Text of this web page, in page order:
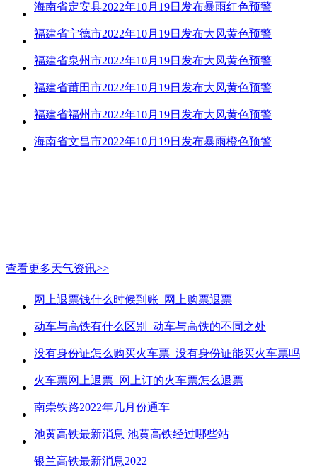
海南省定安县2022年10月19日发布暴雨红色预警
福建省宁德市2022年10月19日发布大风黄色预警
福建省泉州市2022年10月19日发布大风黄色预警
福建省莆田市2022年10月19日发布大风黄色预警
福建省福州市2022年10月19日发布大风黄色预警
海南省文昌市2022年10月19日发布暴雨橙色预警
查看更多天气资讯>>
网上退票钱什么时候到账_网上购票退票
动车与高铁有什么区别_动车与高铁的不同之处
没有身份证怎么购买火车票_没有身份证能买火车票吗
火车票网上退票_网上订的火车票怎么退票
南崇铁路2022年几月份通车
池黄高铁最新消息 池黄高铁经过哪些站
银兰高铁最新消息2022